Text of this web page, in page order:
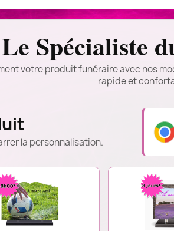
Le Spécialiste
votre produit funéraire avec nos
rapide et
la personnalisation.